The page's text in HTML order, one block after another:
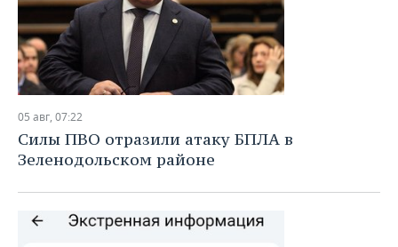
05 авг, 07:22
Силы ПВО отразили атаку БПЛА в
Зеленодольском районе